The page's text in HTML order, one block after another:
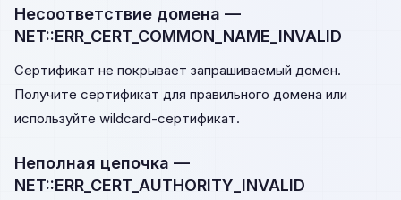
Несоответствие домена —
NET::ERR_CERT_COMMON_NAME_INVALID
Сертификат не покрывает запрашиваемый домен.
Получите сертификат для правильного домена или
используйте wildcard-сертификат.
Неполная цепочка —
NET::ERR_CERT_AUTHORITY_INVALID